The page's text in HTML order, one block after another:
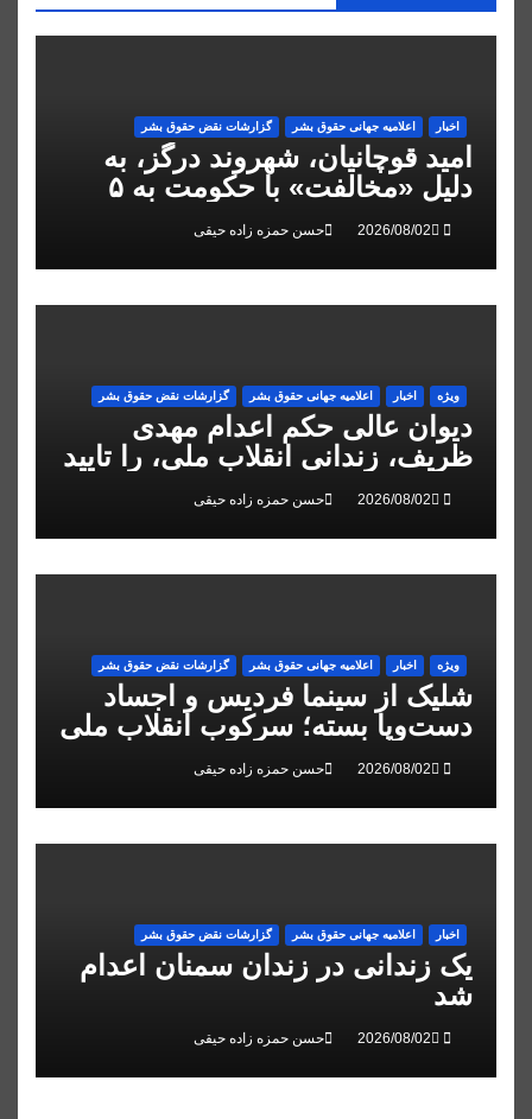
اخبار اعلاميه جهانی حقوق بشر گزارشات نقض حقوق بشر
امید قوچانیان، شهروند درگز، به
دلیل «مخالفت» با حکومت به ۵
سال زندان محکوم شد
حسن حمزه زاده حیقی
ویژه اخبار اعلاميه جهانی حقوق بشر گزارشات نقض حقوق بشر
دیوان عالی حکم اعدام مهدی
ظریف، زندانی انقلاب ملی، را تایید
کرد
حسن حمزه زاده حیقی
ویژه اخبار اعلاميه جهانی حقوق بشر گزارشات نقض حقوق بشر
شلیک از سینما فردیس و اجساد
دست‌وپا بسته؛ سرکوب انقلاب ملی
در البرز
حسن حمزه زاده حیقی
اخبار اعلاميه جهانی حقوق بشر گزارشات نقض حقوق بشر
یک زندانی در زندان سمنان اعدام
شد
حسن حمزه زاده حیقی